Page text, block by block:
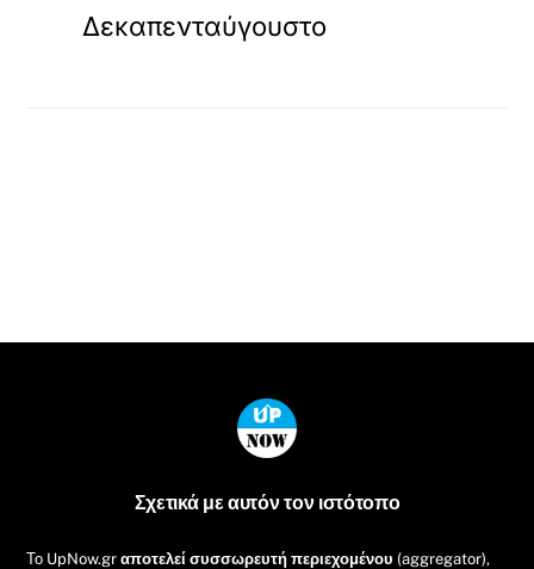
Δεκαπενταύγουστο
Back
To
Σχετικά με αυτόν τον ιστότοπο
Το UpNow.grαποτελεί συσσωρευτή περιεχομένου (aggregator),